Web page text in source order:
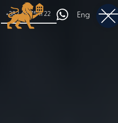
+382 68 75 11 22 Eng